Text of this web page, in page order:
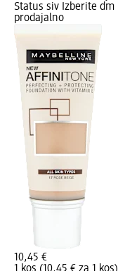
Status siv Izberite dm
prodajalno
10,45 €